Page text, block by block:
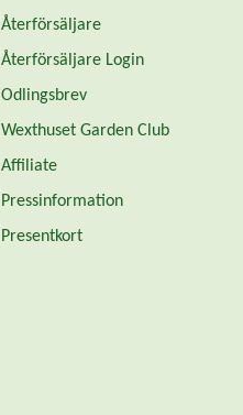
Återförsäljare
Återförsäljare Login
Odlingsbrev
Wexthuset Garden Club
Affiliate
Pressinformation
Presentkort